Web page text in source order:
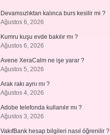
Devamsızlıktan kalınca burs kesilir mi ?
Ağustos 6, 2026
Kumru kuşu evde bakılır mı ?
Ağustos 6, 2026
Avene XeraCalm ne işe yarar ?
Ağustos 5, 2026
Arak rakı aynı mı ?
Ağustos 4, 2026
Adobe telefonda kullanılır mı ?
Ağustos 3, 2026
VakıfBank hesap bilgileri nasıl öğrenilir ?